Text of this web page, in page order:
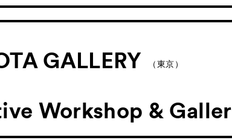
GALLERY （東京）
Workshop &